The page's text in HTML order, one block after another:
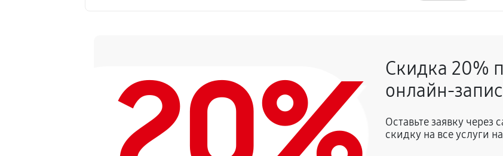
Скидка 20%
онлайн-
Оставьте заявку
скидку на все услуги